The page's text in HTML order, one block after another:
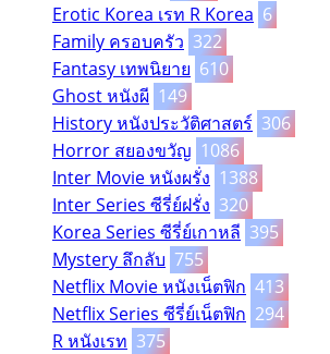
Erotic Korea เรท R Korea 6
Family ครอบครัว 322
Fantasy เทพนิยาย 610
Ghost หนังผี 149
History หนังประวัติศาสตร์ 306
Horror สยองขวัญ 1086
Inter Movie หนังผรั่ง 1388
Inter Series ซีรี่ย์ฝรั่ง 320
Korea Series ซีรี่ย์เกาหลี 395
Mystery ลึกลับ 755
Netflix Movie หนังเน็ตฟิก 413
Netflix Series ซีรี่ย์เน็ตฟิก 294
R หนังเรท 375